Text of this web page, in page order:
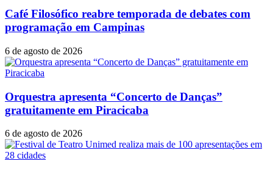
Café Filosófico reabre temporada de debates com
programação em Campinas
6 de agosto de 2026
Orquestra apresenta “Concerto de Danças”
gratuitamente em Piracicaba
6 de agosto de 2026